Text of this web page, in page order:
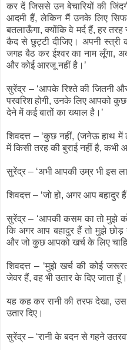
कर दें जिससे उन बेचारियों की
आदमी हैं, लेकिन मैं उनके लिए
बतलाऊँगा, क्योंकि वे मर्द हैं, हर
कैद से छुट्टी दीजिए। अपनी
जगह बैठ कर ईश्वर का नाम लूँगा,
और कोई आरजू नहीं है।’
सुरेंद्र – ‘आपके रिश्ते की जितनी
परवरिश होगी, उनके लिए आपको
देने में कई बातों का ख्याल है।’
शिवदत्त – ‘कुछ नहीं, (जनेऊ हाथ
में किसी तरह की बुराई नहीं है, कभी
सुरेंद्र – ‘अभी आपकी उम्र भी इस
शिवदत्त – ‘जो हो, अगर आप बहादुर
सुरेंद्र – ‘आपकी कसम का तो मुझे
कि अगर आप बहादुर हैं तो मुझे छोड़
और जो कुछ आपको खर्च के लिए
शिवदत्त – ‘मुझे खर्च की कोई
जेवर हैं, वह भी उतार के दिए जाता
यह कह कर रानी की तरफ देखा,
उतार दिए।
सुरेंद्र – ‘रानी के बदन से गहने